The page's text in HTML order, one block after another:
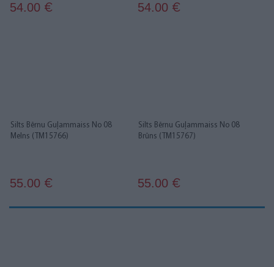
54.00 € 54.00 €
Silts Bērnu Guļammaiss No 08
Melns (TM15766)
55.00 €
Silts Bērnu Guļammaiss No 08
Brūns (TM15767)
55.00 €